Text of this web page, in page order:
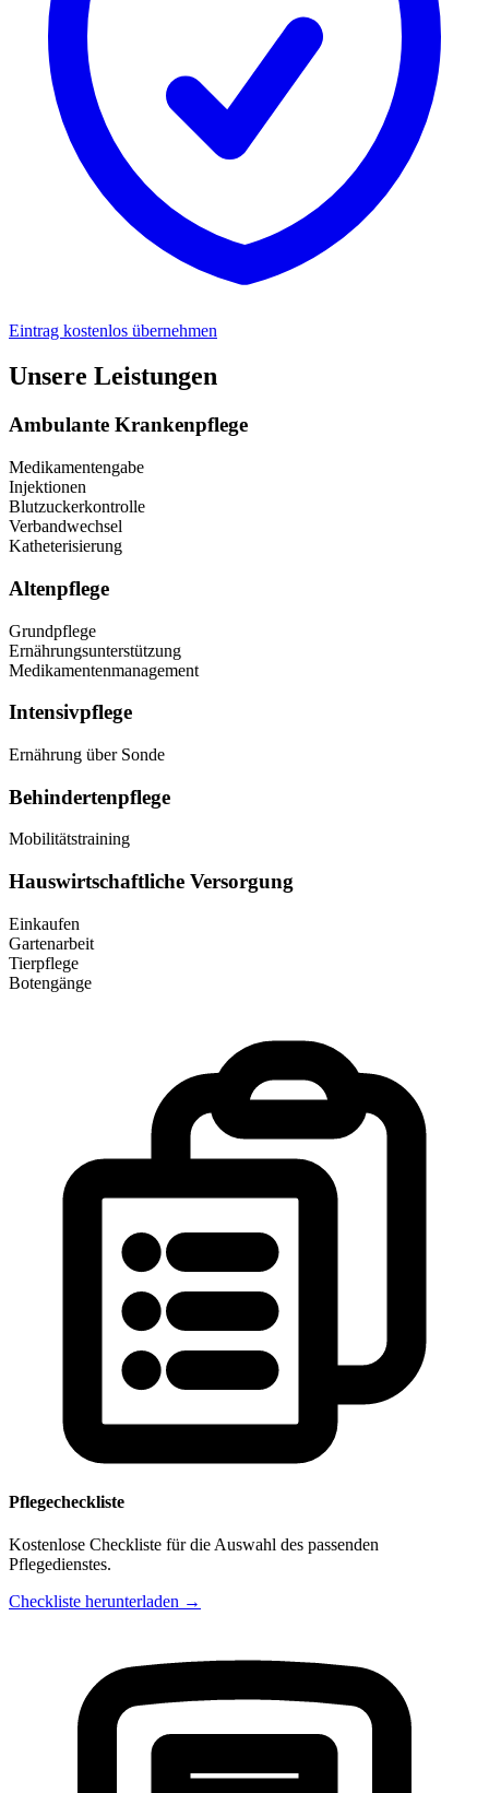
Eintrag kostenlos übernehmen
Unsere Leistungen
Ambulante Krankenpflege
Medikamentengabe
Injektionen
Blutzuckerkontrolle
Verbandwechsel
Katheterisierung
Altenpflege
Grundpflege
Ernährungsunterstützung
Medikamentenmanagement
Intensivpflege
Ernährung über Sonde
Behindertenpflege
Mobilitätstraining
Hauswirtschaftliche Versorgung
Einkaufen
Gartenarbeit
Tierpflege
Botengänge
Pflegecheckliste
Kostenlose Checkliste für die Auswahl des passenden
Pflegedienstes.
Checkliste herunterladen →